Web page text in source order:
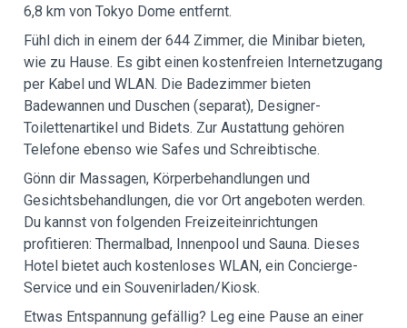
6,8 km von Tokyo Dome entfernt.
Fühl dich in einem der 644 Zimmer, die Minibar bieten,
wie zu Hause. Es gibt einen kostenfreien Internetzugang
per Kabel und WLAN. Die Badezimmer bieten
Badewannen und Duschen (separat), Designer-
Toilettenartikel und Bidets. Zur Austattung gehören
Telefone ebenso wie Safes und Schreibtische.
Gönn dir Massagen, Körperbehandlungen und
Gesichtsbehandlungen, die vor Ort angeboten werden.
Du kannst von folgenden Freizeiteinrichtungen
profitieren: Thermalbad, Innenpool und Sauna. Dieses
Hotel bietet auch kostenloses WLAN, ein Concierge-
Service und ein Souvenirladen/Kiosk.
Etwas Entspannung gefällig? Leg eine Pause an einer